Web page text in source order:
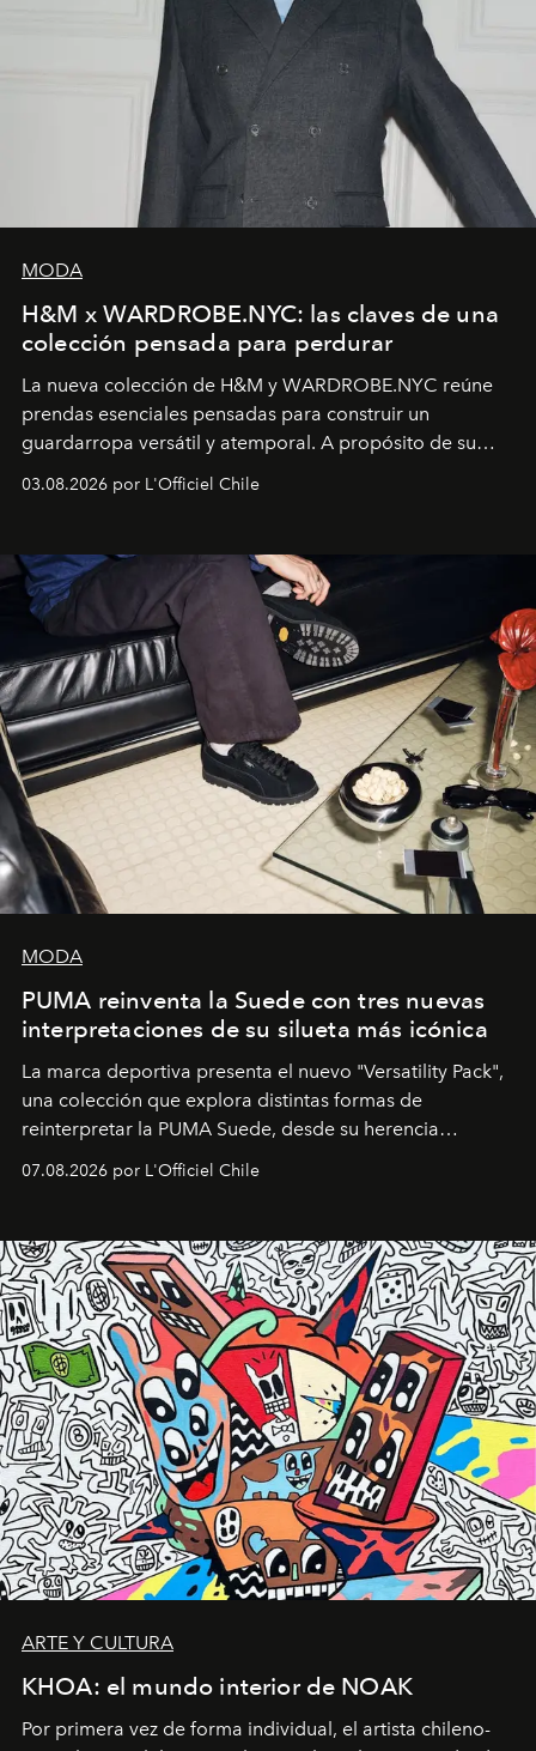
MODA
H&M x WARDROBE.NYC: las claves de una
colección pensada para perdurar
La nueva colección de H&M y WARDROBE.NYC reúne
prendas esenciales pensadas para construir un
guardarropa versátil y atemporal. A propósito de su
lanzamiento, los fundadores de la firma neoyorquina y
la asesora creativa y jefa de diseño global de la marca
y la filosofía detrás de la propuesta.
03.08.2026 por L'Officiel Chile
MODA
PUMA reinventa la Suede con tres nuevas
interpretaciones de su silueta más icónica
La marca deportiva presenta el nuevo "Versatility Pack",
una colección que explora distintas formas de
reinterpretar la PUMA Suede, desde su herencia
deportiva hasta una mirada moderna inspirada en el
diseño y el universo outdoor.
07.08.2026 por L'Officiel Chile
ARTE Y CULTURA
KHOA: el mundo interior de NOAK
Por primera vez de forma individual, el artista chileno-